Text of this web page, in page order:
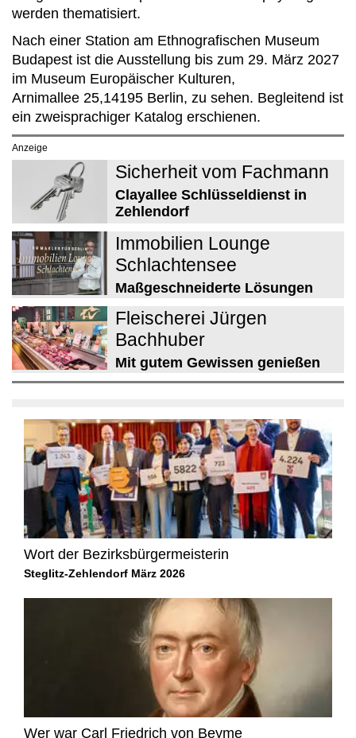
werden thematisiert.
Nach einer Station am Ethnografischen Museum
Budapest ist die Ausstellung bis zum 29. März 2027
im Museum Europäischer Kulturen,
Arnimallee 25,14195 Berlin, zu sehen. Begleitend ist
ein zweisprachiger Katalog erschienen.
Anzeige
Sicherheit vom Fachmann
Clayallee Schlüsseldienst in
Zehlendorf
Immobilien Lounge
Schlachtensee
Maßgeschneiderte Lösungen
Fleischerei Jürgen
Bachhuber
Mit gutem Gewissen genießen
Wort der Bezirksbürgermeisterin
Steglitz-Zehlendorf März 2026
Wer war Carl Friedrich von Beyme